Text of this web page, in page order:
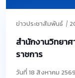
ข่าวประชาสัมพันธ์
สำนักงานวิทยา
ราชการ
วันที่ 18 สิงหาคม